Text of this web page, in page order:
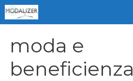
Vai
al
moda e
beneficienza